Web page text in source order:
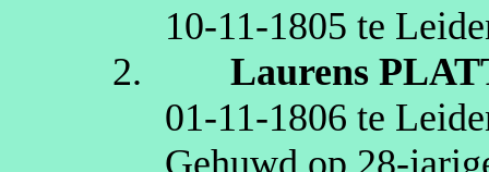
10‑11‑1805 te
2.
Laurens
01‑11‑1806 te
Gehuwd op